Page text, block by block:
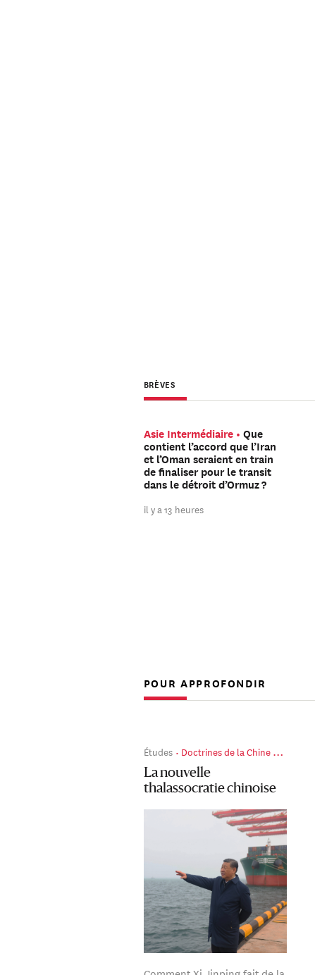
BRÈVES
Asie Intermédiaire
Que
contient l’accord que l’Iran
et l’Oman seraient en train
de finaliser pour le transit
dans le détroit d’Ormuz ?
il y a 13 heures
POUR APPROFONDIR
Études Doctrines de la Chine de Xi Jinping
La nouvelle
thalassocratie chinoise